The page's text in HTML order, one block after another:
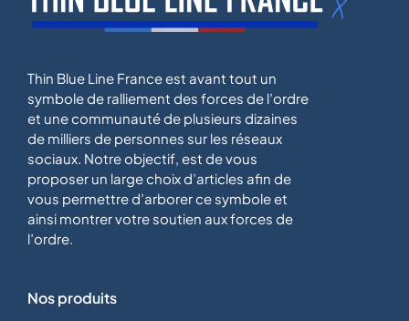
Thin Blue Line France est avant tout un
symbole de ralliement des forces de l’ordre
et une communauté de plusieurs dizaines
de milliers de personnes sur les réseaux
sociaux. Notre objectif, est de vous
proposer un large choix d’articles afin de
vous permettre d’arborer ce symbole et
ainsi montrer votre soutien aux forces de
l’ordre.
Nos produits